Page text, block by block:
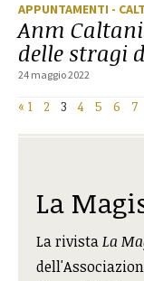
APPUNTAMENTI -
Anm
delle stragi
24 maggio 2022
« 1 2 3 4 5 6 7
La
La rivistaLa